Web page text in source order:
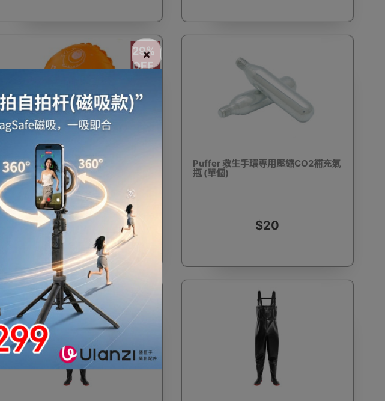
導入導出機 風扇及冷風機
蒸氣焗爐 抽濕機 美髮造型 剪髮器
電子鐘
智能手錶手環及配件 聖誕樹 電熱衣著
29%
OFF
Puffer 防溺水救生手環 | 潛水充氣
救生氣囊
$190
Puffer 救生手環專用壓縮CO2補充氣
瓶 (單個)
$20
×